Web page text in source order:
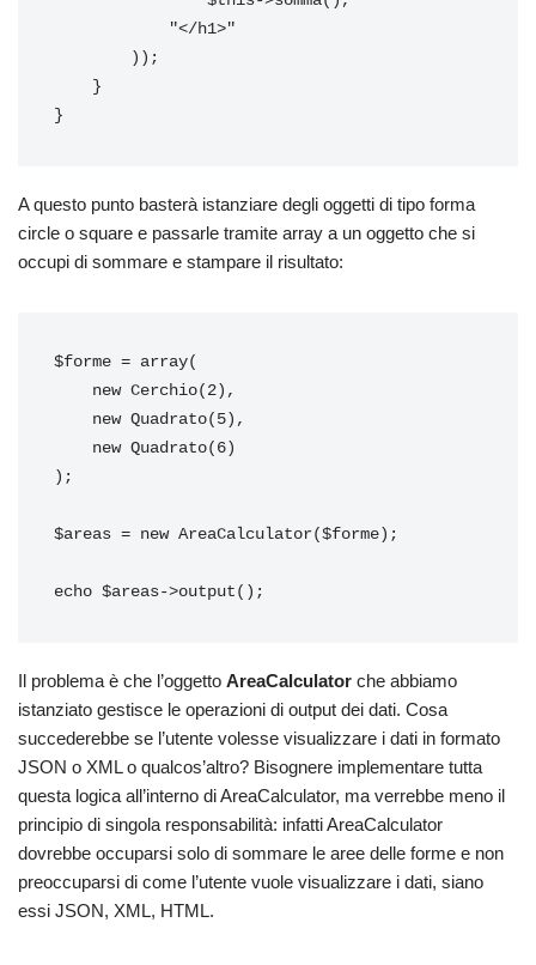
}
A questo punto basterà istanziare degli oggetti di tipo forma
circle o square e passarle tramite array a un oggetto che si
occupi di sommare e stampare il risultato:
$forme = array(
);
$areas = new AreaCalculator($forme);
echo $areas->output();
Il problema è che l’oggetto AreaCalculator che abbiamo
istanziato gestisce le operazioni di output dei dati. Cosa
succederebbe se l’utente volesse visualizzare i dati in formato
JSON o XML o qualcos’altro? Bisognere implementare tutta
questa logica all’interno di AreaCalculator, ma verrebbe meno il
principio di singola responsabilità: infatti AreaCalculator
dovrebbe occuparsi solo di sommare le aree delle forme e non
preoccuparsi di come l’utente vuole visualizzare i dati, siano
essi JSON, XML, HTML.